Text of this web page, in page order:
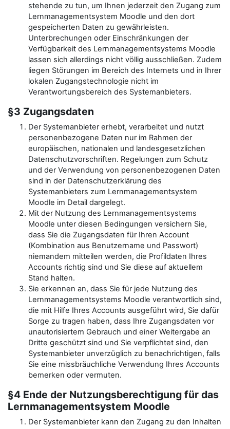
stehende zu tun, um Ihnen jederzeit den Zugang zum
Lernmanagementsystem Moodle und den dort
gespeicherten Daten zu gewährleisten.
Unterbrechungen oder Einschränkungen der
Verfügbarkeit des Lernmanagementsystems Moodle
lassen sich allerdings nicht völlig ausschließen. Zudem
liegen Störungen im Bereich des Internets und in Ihrer
lokalen Zugangstechnologie nicht im
Verantwortungsbereich des Systemanbieters.
§3 Zugangsdaten
Der Systemanbieter erhebt, verarbeitet und nutzt
personenbezogene Daten nur im Rahmen der
europäischen, nationalen und landesgesetzlichen
Datenschutzvorschriften. Regelungen zum Schutz
und der Verwendung von personenbezogenen Daten
sind in der Datenschutzerklärung des
Systemanbieters zum Lernmanagementsystem
Moodle im Detail dargelegt.
Mit der Nutzung des Lernmanagementsystems
Moodle unter diesen Bedingungen versichern Sie,
dass Sie die Zugangsdaten für Ihren Account
(Kombination aus Benutzername und Passwort)
niemandem mitteilen werden, die Profildaten Ihres
Accounts richtig sind und Sie diese auf aktuellem
Stand halten.
Sie erkennen an, dass Sie für jede Nutzung des
Lernmanagementsystems Moodle verantwortlich sind,
die mit Hilfe Ihres Accounts ausgeführt wird, Sie dafür
Sorge zu tragen haben, dass Ihre Zugangsdaten vor
unautorisiertem Gebrauch und einer Weitergabe an
Dritte geschützt sind und Sie verpflichtet sind, den
Systemanbieter unverzüglich zu benachrichtigen, falls
Sie eine missbräuchliche Verwendung Ihres Accounts
bemerken oder vermuten.
§4 Ende der Nutzungsberechtigung für das
Lernmanagementsystem Moodle
Der Systemanbieter kann den Zugang zu den Inhalten